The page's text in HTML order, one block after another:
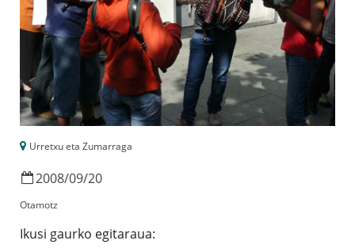
Urretxu eta Zumarraga
2008/09/20
Otamotz
Ikusi gaurko egitaraua: